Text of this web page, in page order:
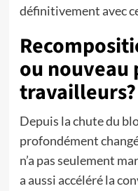
définitivement avec
ou nouveau
travailleurs?
Depuis la chute du
profondément
n’a pas seulement
a aussi accéléré la